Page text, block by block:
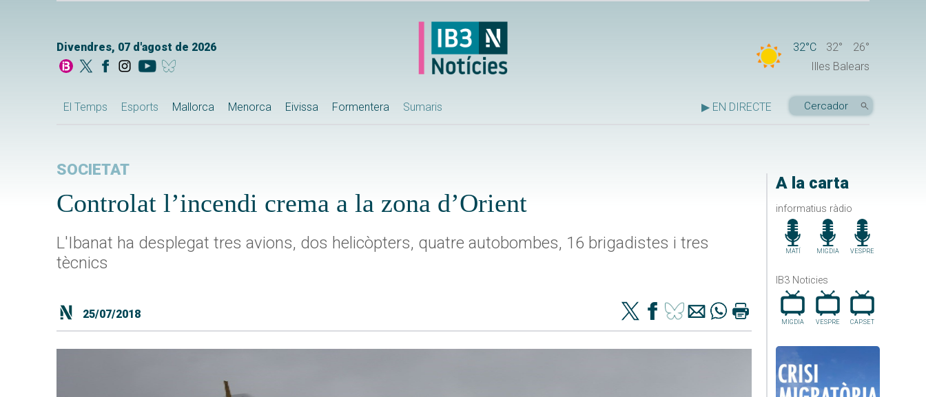
Divendres, 07 d'agost de 2026 32°C 32°
26°
Illes Balears
El Temps Esports Mallorca Menorca Eivissa Formentera Sumaris ▶ EN DIRECTE
A la carta
informatius ràdio
MATÍ MIGDIA VESPRE
IB3 Noticies
MIGDIA VESPRE CAP.SET
SOCIETAT
Controlat l’incendi crema a la zona d’Orient
L'Ibanat ha desplegat tres avions, dos helicòpters, quatre autobombes, 16 brigadistes i tres
tècnics
25/07/2018